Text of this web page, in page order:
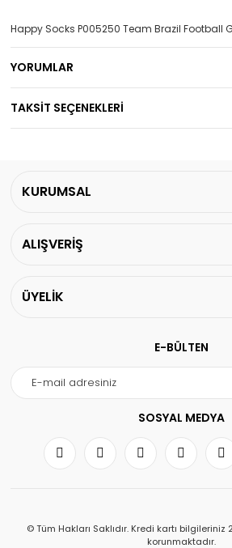
Happy Socks P005250 Team Brazil Football
YORUMLAR
TAKSİT SEÇENEKLERİ
KURUMSAL
ALIŞVERİŞ
ÜYELİK
E-BÜLTEN
SOSYAL MEDYA
© Tüm Hakları Saklıdır. Kredi kartı
korunmaktadır.